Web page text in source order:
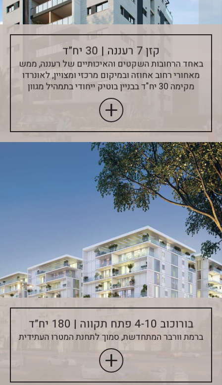
קזן 7 רעננה | 30 יח”ד
באחד הרחובות השקטים והאיכותיים של רעננה, ממש
מאחורי רחוב אחוזה ובמיקום מרכזי ומצויין, לאונרדו
מקימה 30 יח"ד בבניין בוטיק ייחודי בתמהיל מגוון
בורוכוב 4-10 פתח תקווה | 180 יח”ד
ברמת וורבר המתחדשת, סמוך לתחנת המטרו העתידית